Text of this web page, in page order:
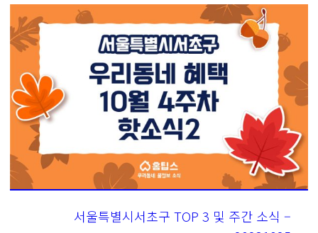
서울특별시서초구 TOP 3 및 주간 소식 –